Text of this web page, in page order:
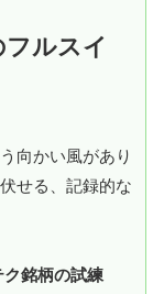
フルスイ
向かい風があり
せる、記録的な
ク銘柄の試練